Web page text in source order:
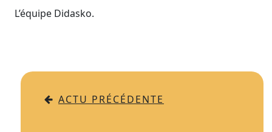
L’équipe Didasko.
ACTU PRÉCÉDENTE